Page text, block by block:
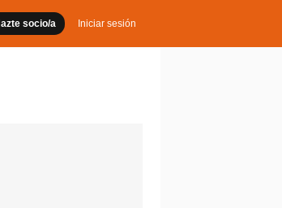
socio/a Iniciar sesión